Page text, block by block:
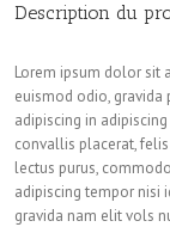
Description du
Lorem ipsum dolor sit
euismod odio, gravida
adipiscing in
convallis placerat,
lectus purus,
adipiscing tempor nisi
gravida nam elit vols